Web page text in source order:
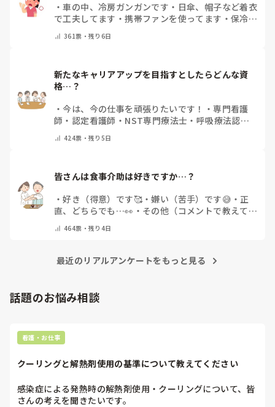
・車の中、冷房ガンガンです ・ 日傘、帽子など着衣
で工夫してます ・携帯ファンを使ってます ・ 保冷剤
を持ち運んでいます
ん ・その他（コメントで教えて下さい）
361票・残り6日
新たなキャリアアップを目指すとしたらどんな資
格…？
・今は、今の仕事を頑張りたいです！ ・専門看護
師 ・ 認定看護師 ・ NST専門療法士 ・ 呼吸療法認定
士
糖尿病療養指導士
内視鏡技師・その他(コメントで教えて下さい)
424票・残り5日
皆さんは食事介助は好きですか…？
・好き（得意）です🥰・嫌い（苦手）です😅 ・正
直、どちらでも…👀 ・ その他（コメントで教えてく
ださい）
464票・残り4日
最近のリアルアンケートをもっと見る
話題のお悩み相談
看護・お仕事
クーリングと解熱剤使用の基準について教えてください
感染症による発熱時の解熱剤使用・クーリングについて、皆
さんの考えを聞きたいです。